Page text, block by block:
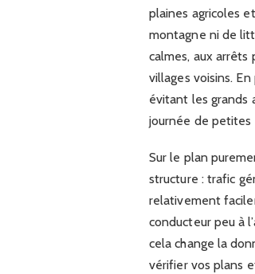
plaines agricoles
montagne ni de
calmes, aux
villages voisins.
évitant les grands
journée de petites
Sur le plan
structure : trafic
relativement
conducteur peu à
cela change la
vérifier vos plans